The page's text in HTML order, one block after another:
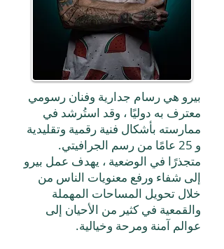
بيرو هي رسام جدارية وفنان رسومي
معترف به دوليًا ، وقد استُرشد في
ممارسته بأشكال فنية رقمية وتقليدية
و 25 عامًا من رسم الجرافيتي.
متجذرًا في الوضعية ، يهدف عمل بيرو
إلى شفاء ورفع معنويات الناس من
خلال تحويل المساحات المهملة
والقمعية في كثير من الأحيان إلى
عوالم آمنة ومرحة وخيالية.